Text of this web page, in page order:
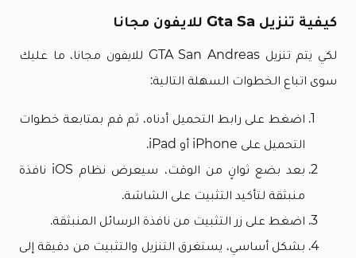
كيفية تنزيل Gta Sa للايفون مجانا
لكي يتم تنزيل GTA San Andreas للايفون مجانا، ما عليك
سوى اتباع الخطوات السهلة التالية:
اضغط على رابط التحميل أدناه، ثم قم بمتابعة خطوات
التحميل على iPhone أو iPad.
بعد بضع ثوانٍ من الوقت، سيعرض نظام iOS نافذة
منبثقة لتأكيد التثبيت على الشاشة.
اضغط على زر التثبيت من نافذة الرسائل المنبثقة.
بشكل أساسي، يستغرق التنزيل والتثبيت من دقيقة إلى